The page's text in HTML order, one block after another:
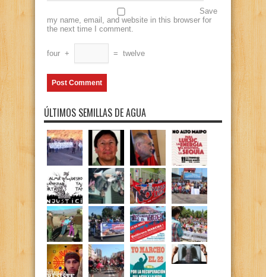
Save
my name, email, and website in this browser for
the next time I comment.
four + = twelve
ÚLTIMOS SEMILLAS DE AGUA